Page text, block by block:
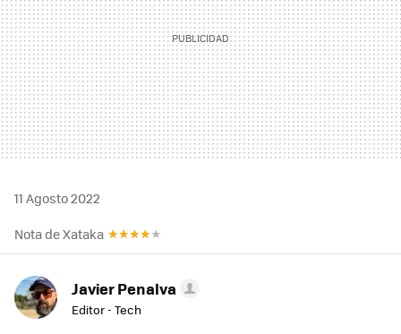
11 Agosto 2022
Nota de Xataka
Javier Penalva
Editor - Tech